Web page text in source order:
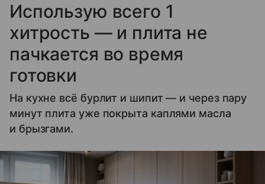
Использую всего 1
хитрость — и плита не
пачкается во время
готовки
На кухне всё бурлит и шипит — и через пару
минут плита уже покрыта каплями масла
и брызгами.